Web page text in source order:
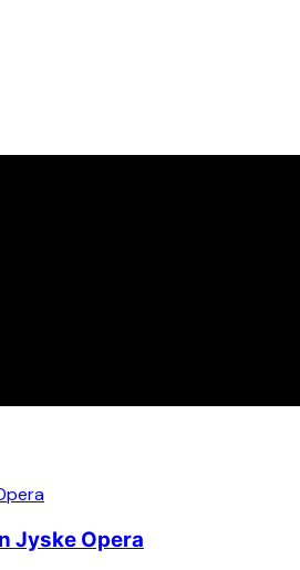
Jyske Opera